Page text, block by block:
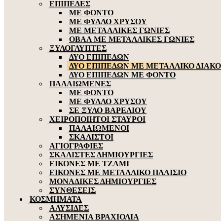
ΕΠΙΠΕΔΕΣ
ΜΕ ΦΟΝΤΟ
ΜΕ ΦΥΛΛΟ ΧΡΥΣΟΥ
ΜΕ ΜΕΤΑΛΛΙΚΕΣ ΓΩΝΙΕΣ
ΟΒΑΛ ΜΕ ΜΕΤΑΛΛΙΚΕΣ ΓΩΝΙΕΣ
ΞΥΛΟΓΛΥΠΤΕΣ
ΔΥΟ ΕΠΙΠΕΔΩΝ
ΔΥΟ ΕΠΙΠΕΔΩΝ ΜΕ ΜΕΤΑΛΛΙΚΟ
ΔΥΟ ΕΠΙΠΕΔΩΝ ΜΕ ΦΟΝΤΟ
ΠΑΛΑΙΩΜΕΝΕΣ
ΜΕ ΦΟΝΤΟ
ΜΕ ΦΥΛΛΟ ΧΡΥΣΟΥ
ΣΕ ΞΥΛΟ ΒΑΡΕΛΙΟΥ
ΧΕΙΡΟΠΟΙΗΤΟΙ ΣΤΑΥΡΟΙ
ΠΑΛΑΙΩΜΕΝΟΙ
ΣΚΑΛΙΣΤΟΙ
ΑΓΙΟΓΡΑΦΙΕΣ
ΣΚΑΛΙΣΤΕΣ ΔΗΜΙΟΥΡΓΙΕΣ
ΕΙΚΟΝΕΣ ΜΕ ΤΖΑΜΙ
ΕΙΚΟΝΕΣ ΜΕ ΜΕΤΑΛΛΙΚΟ ΠΛΑΙΣΙΟ
ΜΟΝΑΔΙΚΕΣ ΔΗΜΙΟΥΡΓΙΕΣ
ΣΥΝΘΕΣΕΙΣ
ΚΟΣΜΗΜΑΤΑ
ΑΛΥΣΙΔΕΣ
ΑΣΗΜΕΝΙΑ ΒΡΑΧΙΟΛΙΑ